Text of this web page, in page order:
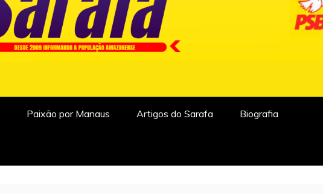
Paixão por Manaus Artigos do Sarafa Biografia